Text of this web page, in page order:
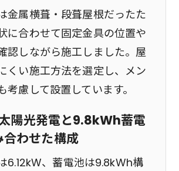
金属横葺・段葺屋根だったた
に合わせて固定金具の位置や
認しながら施工しました。屋
くい施工方法を選定し、メン
考慮して設置しています。
陽光発電と9.8kWh蓄電
合わせた構成
6.12kW、蓄電池は9.8kWh構